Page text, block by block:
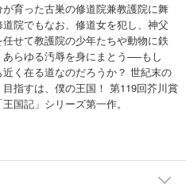
育った古巣の修道院兼教護院に舞
院でもなお、修道女を犯し、神父
せて教護院の少年たちや動物に鉄
らゆる汚辱を身にまとう──もし
く在る道なのだろうか？ 世紀末の
指すは、僕の王国！ 第119回芥川賞
国記」シリーズ第一作。